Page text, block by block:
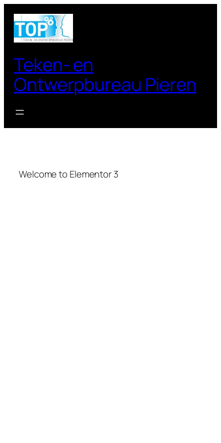
Teken- en
Ontwerpbureau Pieren
Welcome to Elementor 3